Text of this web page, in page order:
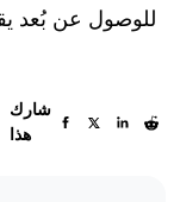
للوصول عن بُعد
شارك
هذا